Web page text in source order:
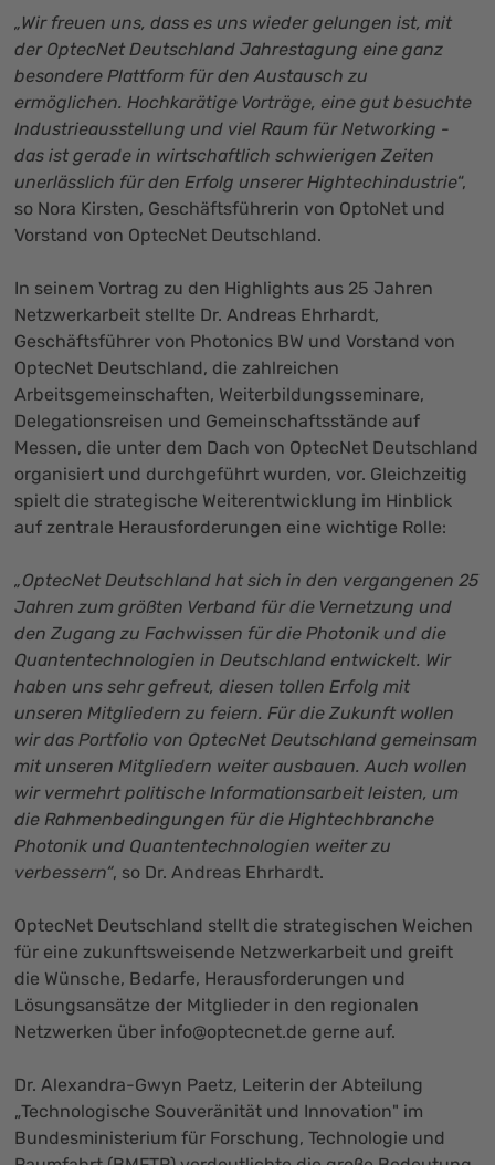
„Wir freuen uns, dass es uns wieder gelungen ist, mit
der OptecNet Deutschland Jahrestagung eine ganz
besondere Plattform für den Austausch zu
ermöglichen. Hochkarätige Vorträge, eine gut besuchte
Industrieausstellung und viel Raum für Networking -
das ist gerade in wirtschaftlich schwierigen Zeiten
unerlässlich für den Erfolg unserer Hightechindustrie“,
so Nora Kirsten, Geschäftsführerin von OptoNet und
Vorstand von OptecNet Deutschland.
In seinem Vortrag zu den Highlights aus 25 Jahren
Netzwerkarbeit stellte Dr. Andreas Ehrhardt,
Geschäftsführer von Photonics BW und Vorstand von
OptecNet Deutschland, die zahlreichen
Arbeitsgemeinschaften, Weiterbildungsseminare,
Delegationsreisen und Gemeinschaftsstände auf
Messen, die unter dem Dach von OptecNet Deutschland
organisiert und durchgeführt wurden, vor. Gleichzeitig
spielt die strategische Weiterentwicklung im Hinblick
auf zentrale Herausforderungen eine wichtige Rolle:
„OptecNet Deutschland hat sich in den vergangenen 25
Jahren zum größten Verband für die Vernetzung und
den Zugang zu Fachwissen für die Photonik und die
Quantentechnologien in Deutschland entwickelt. Wir
haben uns sehr gefreut, diesen tollen Erfolg mit
unseren Mitgliedern zu feiern. Für die Zukunft wollen
wir das Portfolio von OptecNet Deutschland gemeinsam
mit unseren Mitgliedern weiter ausbauen. Auch wollen
wir vermehrt politische Informationsarbeit leisten, um
die Rahmenbedingungen für die Hightechbranche
Photonik und Quantentechnologien weiter zu
verbessern“, so Dr. Andreas Ehrhardt.
OptecNet Deutschland stellt die strategischen Weichen
für eine zukunftsweisende Netzwerkarbeit und greift
die Wünsche, Bedarfe, Herausforderungen und
Lösungsansätze der Mitglieder in den regionalen
Netzwerken über info@optecnet.de gerne auf.
Dr. Alexandra-Gwyn Paetz, Leiterin der Abteilung
„Technologische Souveränität und Innovation" im
Bundesministerium für Forschung, Technologie und